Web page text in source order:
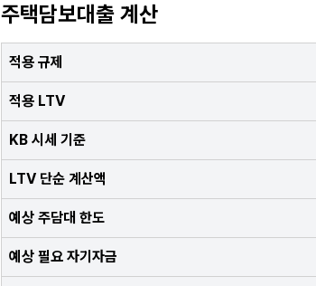
주택담보대출 계산
적용 규제
적용 LTV
KB 시세 기준
LTV 단순 계산액
예상 주담대 한도
예상 필요 자기자금